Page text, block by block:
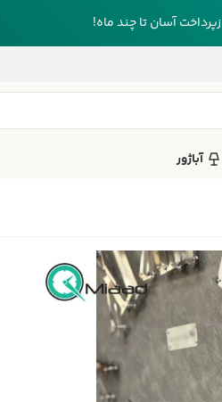
آسان تا چند ماه!
آباژور